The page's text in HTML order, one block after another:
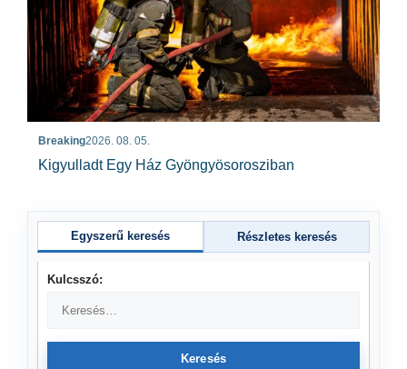
Breaking2026. 08. 05.
Kigyulladt Egy Ház Gyöngyösorosziban
Egyszerű keresés Részletes keresés
Kulcsszó:
Keresés